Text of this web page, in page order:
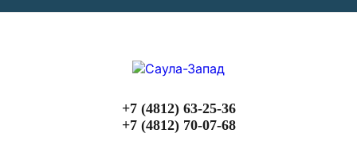
+7 (4812) 63-25-36
+7 (4812) 70-07-68